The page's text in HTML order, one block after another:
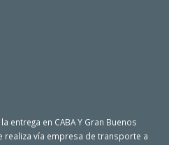
entrega en CABA Y Gran Buenos
realiza vía empresa de transporte a